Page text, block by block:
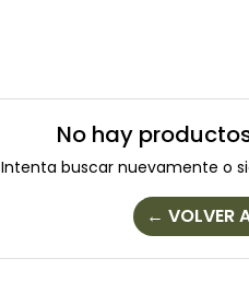
No hay
Intenta buscar nuevamente o
← VOLVER